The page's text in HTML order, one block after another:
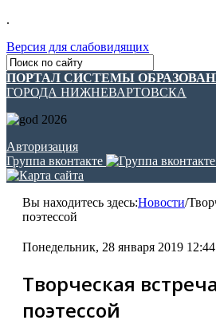
.
Версия для слабовидящих
ПОРТАЛ СИСТЕМЫ
ГОРОДА НИЖНЕВАРТОВСКА
Авторизация
Группа вконтакте
Вы находитесь здесь:Новости/
поэтессой
Понедельник, 28 января 2019 12:44
Творческая
поэтессой